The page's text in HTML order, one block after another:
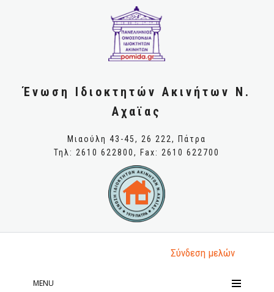
Ένωση Ιδιοκτητών Ακινήτων Ν.
Αχαϊας
Μιαούλη 43-45, 26 222, Πάτρα
Τηλ: 2610 622800, Fax: 2610 622700
Σύνδεση μελώv
MENU